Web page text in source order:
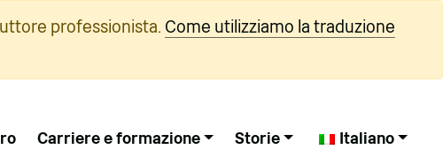
professionista. Come utilizziamo la traduzione
Carriere e formazione Storie Italiano